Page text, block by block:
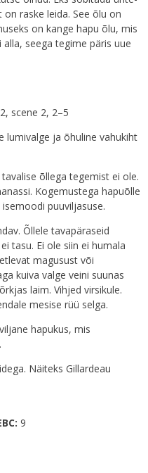
raske leida. See õlu on
on kange hapu õlu, mis
seega tegime päris uue
scene 2, 2–5
lumivalge ja õhuline vahukiht
õllega tegemist ei ole.
Kogemustega hapuõlle
puuviljasuse.
Õllele tavapäraseid
tasu. Ei ole siin ei humala
magusust või
kuiva valge veini suunas
laim. Vihjed virsikule.
mesise rüü selga.
hapukus, mis
Näiteks Gillardeau
9